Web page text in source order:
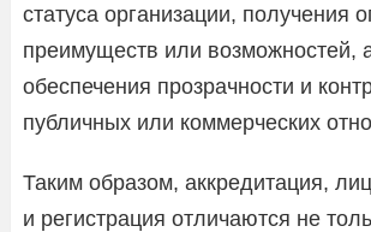
статуса организации, получения
преимуществ или возможностей,
обеспечения прозрачности и
публичных или коммерческих
Таким образом, аккредитация,
и регистрация отличаются не